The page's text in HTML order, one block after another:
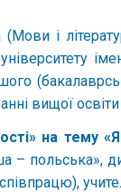
і
вищої
на тему
–